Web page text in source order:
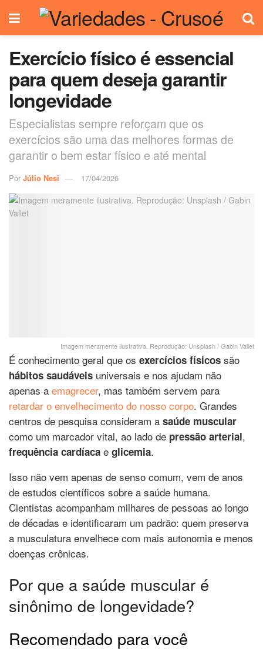
Exercício físico é essencial
para quem deseja garantir
longevidade
Especialistas sempre reforçam que os
exercícios são uma das melhores formas de
garantir o bem estar físico e até mental
Por Júlio Nesi 17/04/2026
Imagem meramente ilustrativa. Reprodução: Unsplash / Gabin Vallet
É conhecimento geral que os exercícios físicos são
hábitos saudáveis universais e nos ajudam não
apenas a emagrecer, mas também servem para
retardar o envelhecimento do nosso corpo. Grandes
centros de pesquisa consideram a saúde muscular
como um marcador vital, ao lado de pressão arterial,
frequência cardíaca e glicemia.
Isso não vem apenas de senso comum, vem de anos
de estudos científicos sobre a saúde humana.
Cientistas acompanham milhares de pessoas ao longo
de décadas e identificaram um padrão: quem preserva
a musculatura envelhece com mais autonomia e menos
doenças crônicas.
Por que a saúde muscular é
sinônimo de longevidade?
Recomendado para você